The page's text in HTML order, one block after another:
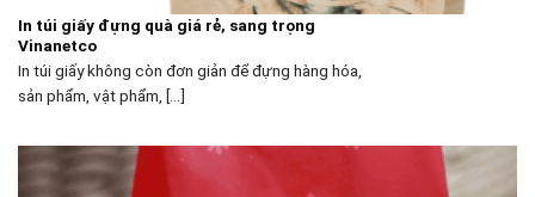
In túi giấy đựng quà giá rẻ, sang trọng
Vinanetco
In túi giấy không còn đơn giản để đựng hàng hóa,
sản phẩm, vật phẩm, [...]